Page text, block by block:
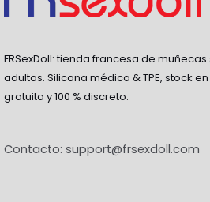
FRSexDoll: tienda francesa de
adultos. Silicona médica & TPE, stock
gratuita y 100 % discreto.
Contacto: support@frsexdoll.com